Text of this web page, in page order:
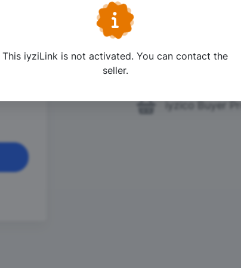
One Click
iyzico Buyer
This iyziLink is not activated. You can contact the
seller.